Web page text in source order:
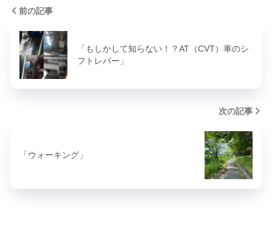
前の記事
「もしかして知らない！？AT（CVT）車のシ
フトレバー」
次の記事
「ウォーキング」